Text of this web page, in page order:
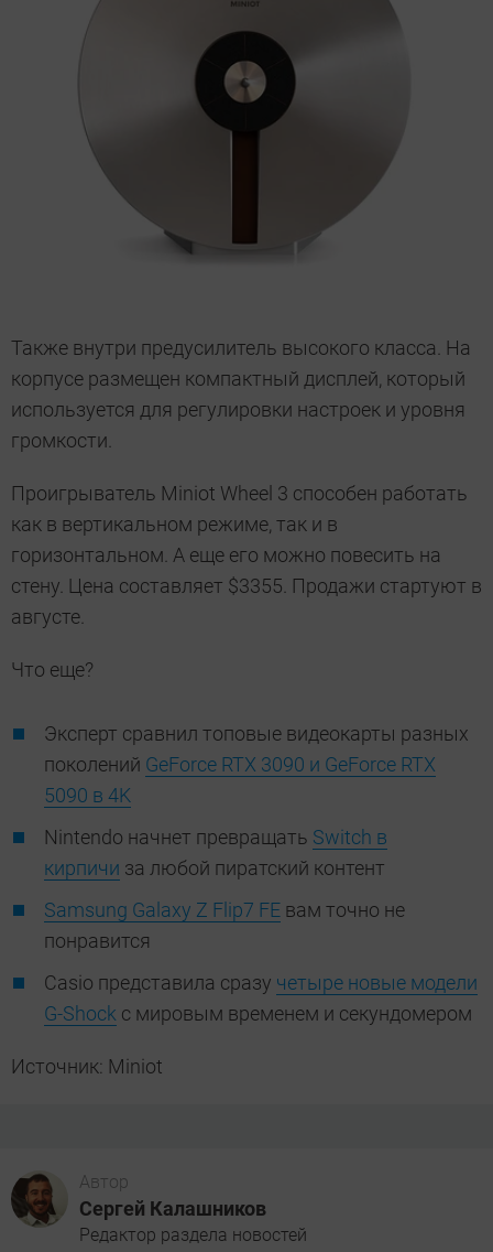
Также внутри предусилитель высокого класса. На
корпусе размещен компактный дисплей, который
используется для регулировки настроек и уровня
громкости.
Проигрыватель Miniot Wheel 3 способен работать
как в вертикальном режиме, так и в
горизонтальном. А еще его можно повесить на
стену. Цена составляет $3355. Продажи стартуют в
августе.
Что еще?
Эксперт сравнил топовые видеокарты разных
поколений GeForce RTX 3090 и GeForce RTX
5090 в 4K
Nintendo начнет превращать Switch в
кирпичи за любой пиратский контент
Samsung Galaxy Z Flip7 FE вам точно не
понравится
Casio представила сразу четыре новые модели
G-Shock с мировым временем и секундомером
Источник: Miniot
Автор
Сергей Калашников
Редактор раздела новостей